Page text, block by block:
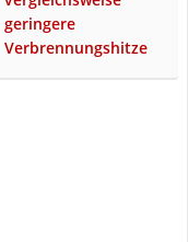
geringere
Verbrennungshitze